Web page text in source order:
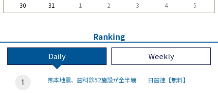
30
31 1 2 3 4 5
Ranking
Daily Weekly
熊本地震、歯科診52施設が全半壊 日歯連【無料】